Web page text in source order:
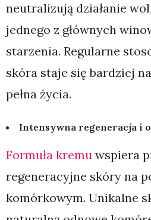
neutralizują działanie
jednego z głównych
starzenia. Regularne
skóra staje się bardziej
pełna życia.
Intensywna regeneracja i
Formuła kremu wspiera
regeneracyjne skóry na
komórkowym. Unikalne